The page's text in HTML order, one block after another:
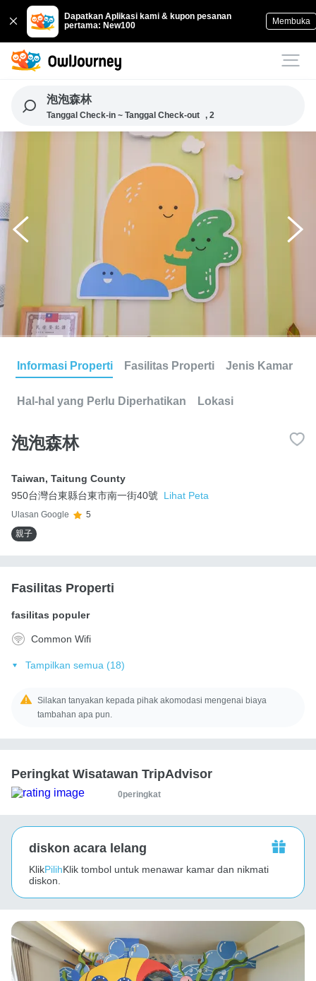
Dapatkan Aplikasi kami & kupon pesanan
pertama: New100
Membuka
泡泡森林
Tanggal Check-in ~ Tanggal Check-out , 2
Informasi Properti Fasilitas Properti Jenis Kamar
Hal-hal yang Perlu Diperhatikan Lokasi
泡泡森林
Taiwan, Taitung County
950台灣台東縣台東市南一街40號
Lihat Peta
Ulasan Google
5
親子
Fasilitas Properti
fasilitas populer
Common Wifi
Tampilkan semua (18)
Silakan tanyakan kepada pihak akomodasi mengenai biaya
tambahan apa pun.
Peringkat Wisatawan TripAdvisor
0peringkat
diskon acara lelang
KlikPilihKlik tombol untuk menawar kamar dan nikmati
diskon.